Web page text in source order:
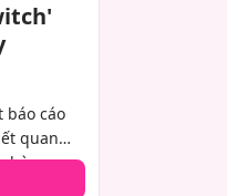
báo cáo
quan
vật